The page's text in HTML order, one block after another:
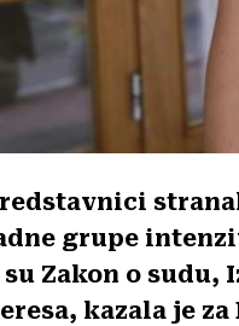
grupe
su Zakon o
kazala je